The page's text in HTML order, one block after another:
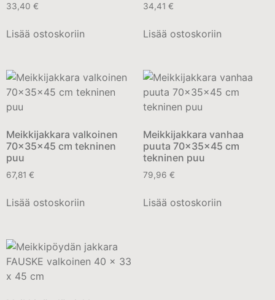
33,40 €
Lisää ostoskoriin
34,41 €
Lisää ostoskoriin
Meikkijakkara valkoinen
70x35x45 cm tekninen
puu
67,81 €
Lisää ostoskoriin
Meikkijakkara vanhaa
puuta 70x35x45 cm
tekninen puu
79,96 €
Lisää ostoskoriin